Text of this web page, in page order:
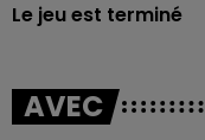
Le jeu est terminé
AVEC